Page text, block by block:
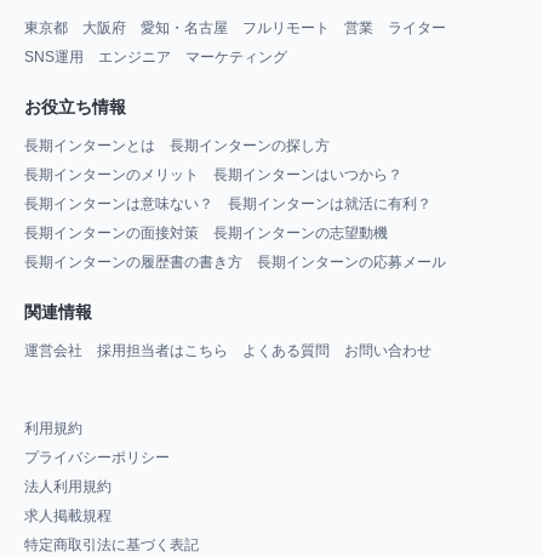
東京都 大阪府 愛知・名古屋 フルリモート 営業
ライター
SNS運用
エンジニア マーケティング
お役立ち情報
長期インターンとは
長期インターンの探し方
長期インターンのメリット
長期インターンはいつから？
長期インターンは意味ない？
長期インターンは就活に有利？
長期インターンの面接対策
長期インターンの志望動機
長期インターンの履歴書の書き方
長期インターンの応募メール
関連情報
運営会社 採用担当者はこちら よくある質問 お問い合わせ
利用規約
プライバシーポリシー
法人利用規約
求人掲載規程
特定商取引法に基づく表記